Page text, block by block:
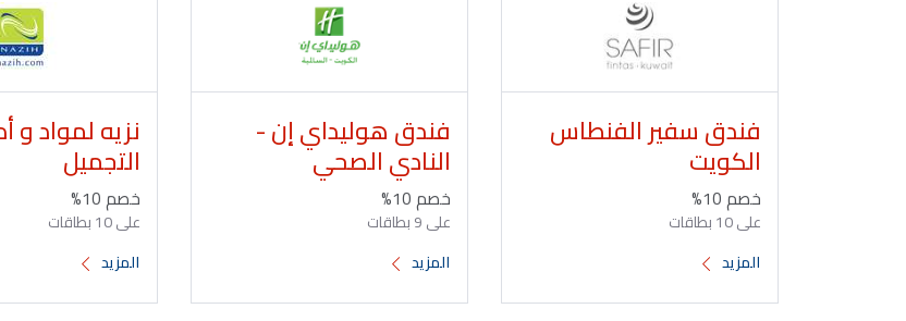
فندق سفير الفنطاس
الكويت
خصم 10%
على 10 بطاقات
المزيد
فندق هوليداي إن -
النادي الصحي
خصم 10%
على 9 بطاقات
المزيد
نزيه لمواد و
التجميل
خصم 10%
على 10 بطاقات
المزيد